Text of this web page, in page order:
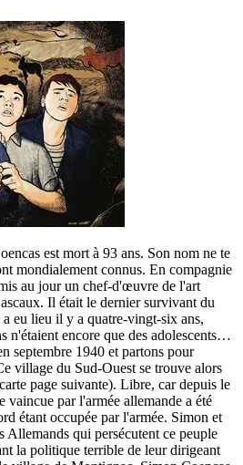
est mort à 93 ans. Son nom ne te
mondialement connus. En compagnie
au jour un chef-d'œuvre de l'art
Il était le dernier survivant du
eu lieu il y a quatre-vingt-six ans,
n'étaient encore que des adolescents…
septembre 1940 et partons pour
village du Sud-Ouest se trouve alors
page suivante). Libre, car depuis le
vaincue par l'armée allemande a été
étant occupée par l'armée. Simon et
Allemands qui persécutent ce peuple
la politique terrible de leur dirigeant